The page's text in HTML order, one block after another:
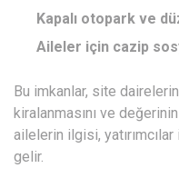
Kapalı otopark ve
Aileler için cazip
Bu imkanlar, site
kiralanmasını ve
ailelerin ilgisi,
gelir.